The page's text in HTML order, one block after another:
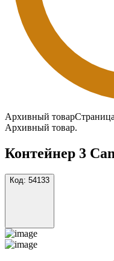
Архивный товар
Архивный товар.
Контейнер 3
Код: 54133